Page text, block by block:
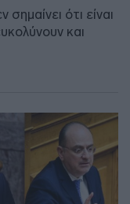
ότι είναι
και